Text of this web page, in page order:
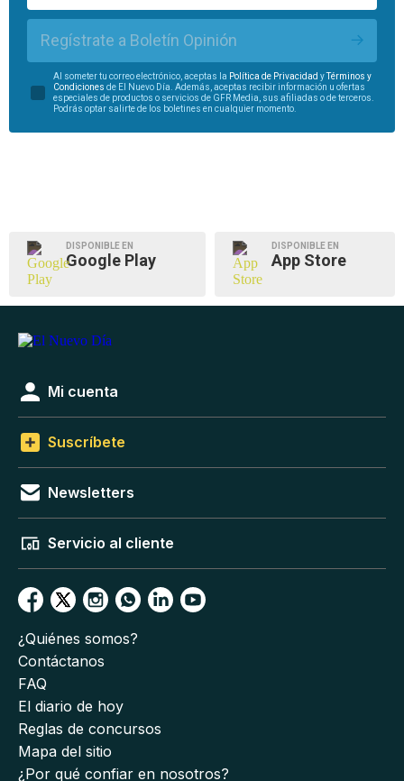
Regístrate a Boletín Opinión
Al someter tu correo electrónico, aceptas la Política de Privacidad yTérminos y
Condiciones de El Nuevo Día. Además, aceptas recibir información u ofertas
especiales de productos o servicios de GFR Media, sus afiliadas o de terceros.
Podrás optar salirte de los boletines en cualquier momento.
DISPONIBLE EN
Google Play
DISPONIBLE EN
App Store
Mi cuenta
Suscríbete
Newsletters
Servicio al cliente
¿Quiénes somos?
Contáctanos
FAQ
El diario de hoy
Reglas de concursos
Mapa del sitio
¿Por qué confiar en nosotros?